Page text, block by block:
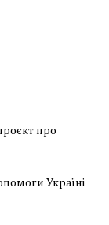
про
Україні